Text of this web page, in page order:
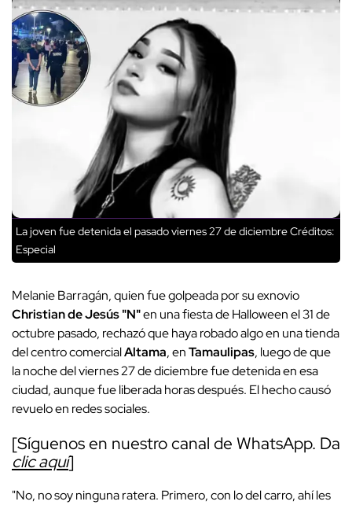
La joven fue detenida el pasado viernes 27 de diciembreCréditos:
Especial
Melanie Barragán, quien fue golpeada por su exnovio
Christian de Jesús "N"en una fiesta de Halloween el 31 de
octubre pasado, rechazó que haya robado algo en una tienda
del centro comercialAltama, enTamaulipas, luego de que
la noche del viernes 27 de diciembre fue detenida en esa
ciudad, aunque fue liberada horas después. El hecho causó
revuelo en redes sociales.
[Síguenos en nuestro canal de WhatsApp. Da
clic aquí]
"No, no soy ninguna ratera. Primero, con lo del carro, ahí les